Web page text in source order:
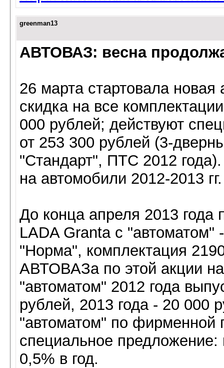
greenman13
АВТОВАЗ: весна
26 марта стартовала
скидка на все
000 рублей; действуют
от 253 300 рублей (3-
"Стандарт", ПТС 2012
на автомобили 2012-2013
До конца апреля 2013 года
LADA Granta с "автоматом"
"Норма", комплектация
АВТОВАЗа по этой акции
"автоматом" 2012 года
рублей, 2013 года - 20 000
"автоматом" по фирменной
специальное предложение:
0,5% в год.